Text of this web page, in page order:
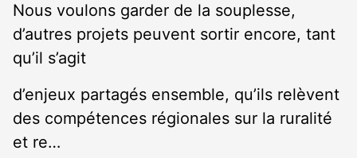
Nous voulons garder de la souplesse,
d’autres projets peuvent sortir encore, tant
qu’il s’agit
d’enjeux partagés ensemble, qu’ils relèvent
des compétences régionales sur la ruralité
et re…